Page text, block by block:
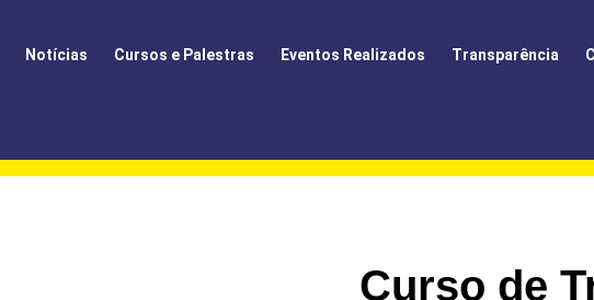
Notícias Cursos e Palestras Eventos Realizados Transparência
Curso de